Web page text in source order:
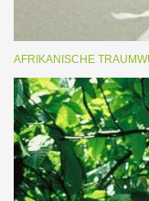
AFRIKANISCHE